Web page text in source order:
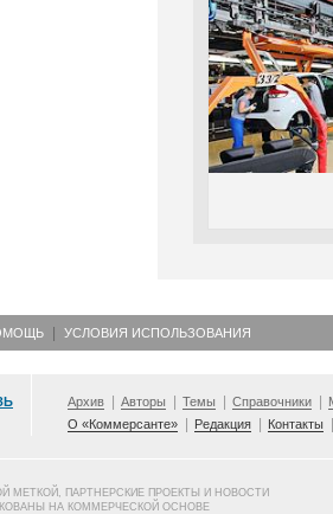
УСЛОВИЯ ИСПОЛЬЗОВАНИЯ
Архив Авторы Темы Справочники
О «Коммерсанте»
Редакция Контакты
МЕТКОЙ, ПАРТНЕРСКИЕ ПРОЕКТЫ И НОВОСТИ
НА КОММЕРЧЕСКОЙ ОСНОВЕ